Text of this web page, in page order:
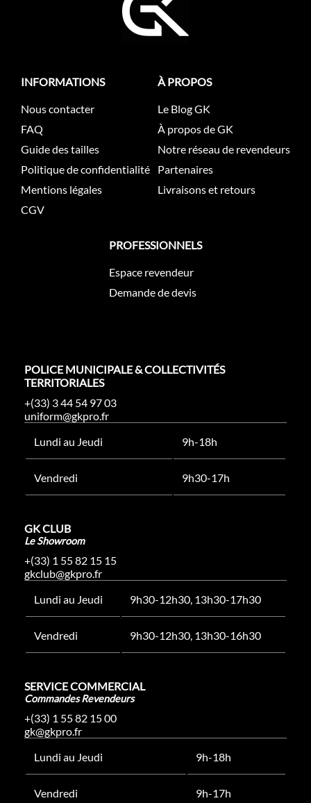
INFORMATIONS
Nous contacter
FAQ
Guide des tailles
Politique de confidentialité
Mentions légales
CGV
À PROPOS
Le Blog GK
À propos de GK
Notre réseau de revendeurs
Partenaires
Livraisons et retours
PROFESSIONNELS
Espace revendeur
Demande de devis
POLICE MUNICIPALE & COLLECTIVITÉS
TERRITORIALES
+(33) 3 44 54 97 03
uniform@gkpro.fr
Lundi au Jeudi
9h-18h
Vendredi 9h30-17h
GK CLUB
Le Showroom
+(33) 1 55 82 15 15
gkclub@gkpro.fr
Lundi au Jeudi
9h30-12h30, 13h30-17h30
Vendredi 9h30-12h30, 13h30-16h30
SERVICE COMMERCIAL
Commandes Revendeurs
+(33) 1 55 82 15 00
gk@gkpro.fr
Lundi au Jeudi
9h-18h
Vendredi 9h-17h